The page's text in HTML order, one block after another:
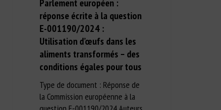
Parlement européen :
réponse écrite à la question
E-001190/2024 :
Utilisation d’œufs dans les
aliments transformés – des
conditions égales pour tous
Type de document : Réponse de
la Commission européenne à la